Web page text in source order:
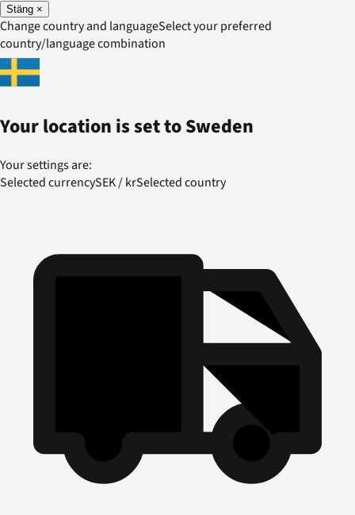
Stäng ×
Change country and languageSelect your preferred
country/language combination
Your location is set toSweden
Your settings are:
Selected currencySEK/krSelected country